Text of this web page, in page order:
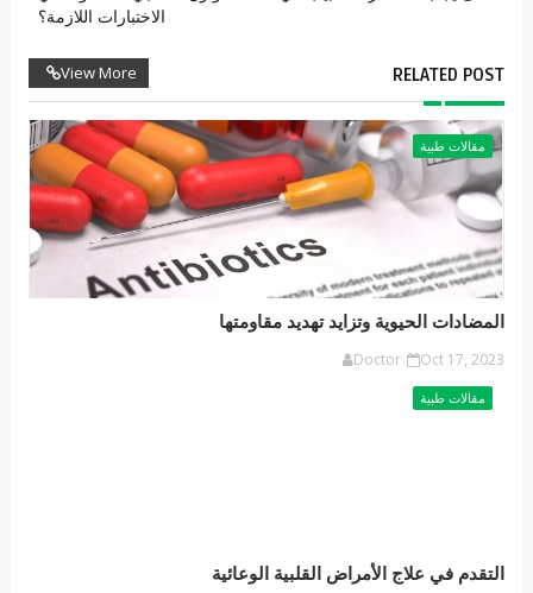
الاختبارات اللازمة؟
RELATED POST
View More
مقالات طبية
المضادات الحيوية وتزايد تهديد مقاومتها
Doctor Oct 17, 2023
مقالات طبية
التقدم في علاج الأمراض القلبية الوعائية